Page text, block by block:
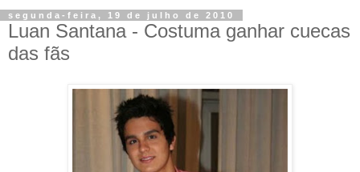
segunda-feira, 19 de julho de 2010
Luan Santana - Costuma ganhar cuecas
das fãs